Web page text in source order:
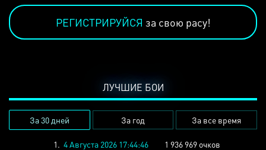
РЕГИСТРИРУЙСЯ за свою расу!
ЛУЧШИЕ БОИ
За 30 дней За год За все время
1. 4 Августа 2026 17:44:46
1 936 969 очков